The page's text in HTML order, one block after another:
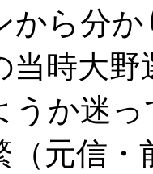
ら分か
当時大
うか迷
元信・